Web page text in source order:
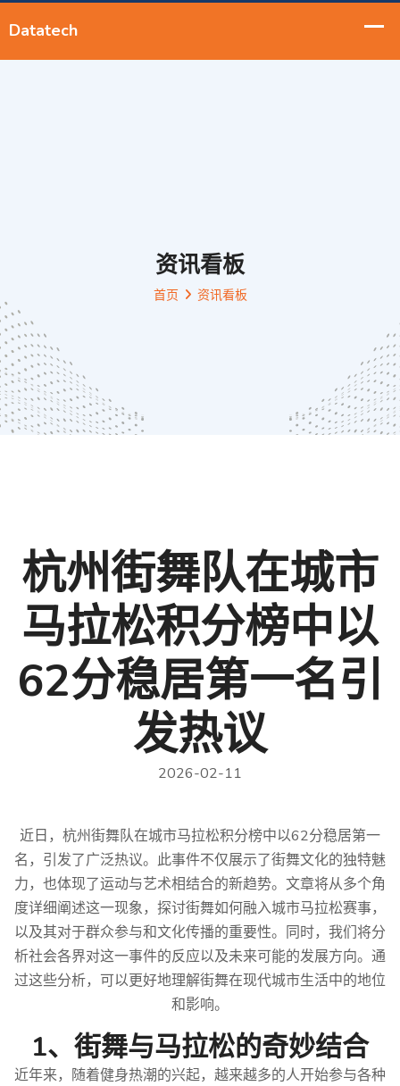
资讯看板
首页 资讯看板
杭州街舞队在城市
马拉松积分榜中以
62分稳居第一名引
发热议
2026-02-11
近日，杭州街舞队在城市马拉松积分榜中以62分稳居第一
名，引发了广泛热议。此事件不仅展示了街舞文化的独特魅
力，也体现了运动与艺术相结合的新趋势。文章将从多个角
度详细阐述这一现象，探讨街舞如何融入城市马拉松赛事，
以及其对于群众参与和文化传播的重要性。同时，我们将分
析社会各界对这一事件的反应以及未来可能的发展方向。通
过这些分析，可以更好地理解街舞在现代城市生活中的地位
和影响。
1、街舞与马拉松的奇妙结合
近年来，随着健身热潮的兴起，越来越多的人开始参与各种